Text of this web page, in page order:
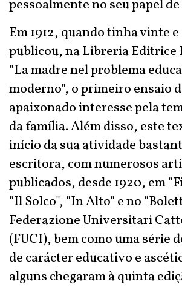
pessoalmente no seu papel de
Em 1912, quando tinha vinte
publicou, na Libreria Editrice
"La madre nel problema
moderno", o primeiro ensaio
apaixonado interesse pela
da família. Além disso, este
início da sua atividade
escritora, com numerosos
publicados, desde 1920, em
"Il Solco", "In Alto" e no
Federazione Universitari
(FUCI), bem como uma série
de carácter educativo e
alguns chegaram à quinta